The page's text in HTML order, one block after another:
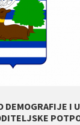
DEMOGRAFIJE I